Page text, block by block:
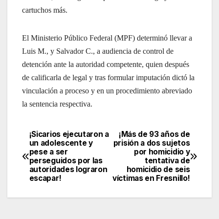
cartuchos más.
El Ministerio Público Federal (MPF) determinó llevar a
Luis M., y Salvador C., a audiencia de control de
detención ante la autoridad competente, quien después
de calificarla de legal y tras formular imputación dictó la
vinculación a proceso y en un procedimiento abreviado
la sentencia respectiva.
Navegación
de
entradas
¡Más de 93 años de
prisión a dos sujetos
por homicidio y
tentativa de
homicidio de seis
víctimas en Fresnillo!
¡Sicarios ejecutaron a
un adolescente y
pese a ser
perseguidos por las
autoridades lograron
escapar!